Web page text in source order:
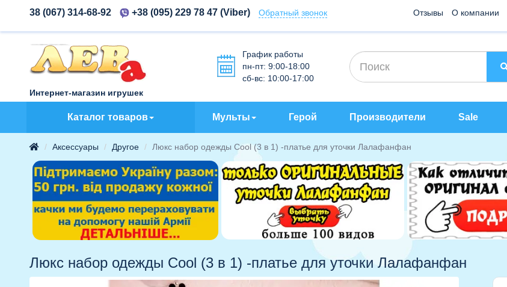
38 (067) 314-68-92 +38 (095) 229 78 47(Viber) Обратный звонок Отзывы О компании
Интернет-магазин игрушек
График работы
пн-пт: 9:00-18:00
сб-вс: 10:00-17:00
Каталог товаров Мульты Герой Производители Sale
Аксессуары Другое Люкс набор одежды Cool (3 в 1) -платье для уточки Лалафанфан
Люкс набор одежды Cool (3 в 1) -платье для уточки Лалафанфан